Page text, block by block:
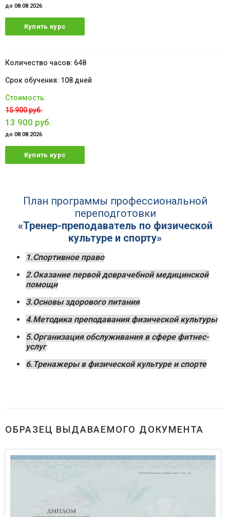
до 08.08.2026
Купить курс
648
108 дней
15 900 руб.
13 900 руб.
до 08.08.2026
Купить курс
План программы профессиональной
переподготовки
«Тренер-преподаватель по физической
культуре и спорту»
1.Спортивное право
2.Оказание первой доврачебной медицинской
помощи
3.Основы здорового питания
4.Методика преподавания физической культуры
5.Организация обслуживания в сфере фитнес-
услуг
6.Тренажеры в физической культуре и спорте
ОБРАЗЕЦ ВЫДАВАЕМОГО ДОКУМЕНТА